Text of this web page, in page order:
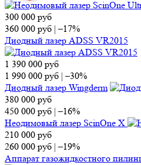
300 000 руб
360 000 руб |–17%
Диодный лазер ADSS VR2015
1 390 000 руб
1 990 000 руб |–30%
Диодный лазер Wingderm
380 000 руб
450 000 руб |–16%
Неодимовый лазер ScinOne X
210 000 руб
260 000 руб |–19%
Аппарат газожидкостного